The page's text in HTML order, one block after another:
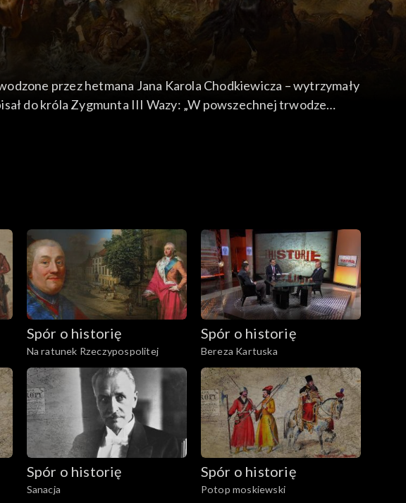
przez hetmana Jana Karola Chodkiewicza – wytrzymały
do króla Zygmunta III Wazy: „W powszechnej trwodze
uzbroił, iż pokonawszy srogiego nieprzyjaciela, zmusili go
Spór o historię
Na ratunek Rzeczypospolitej
Spór o historię
Bereza Kartuska
Spór o historię
Sanacja
Spór o historię
Potop moskiewski